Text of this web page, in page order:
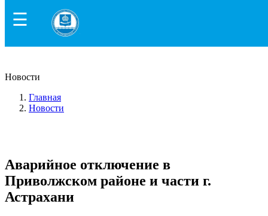
☰
Новости
Главная
Новости
Аварийное отключение в
Приволжском районе и части г.
Астрахани